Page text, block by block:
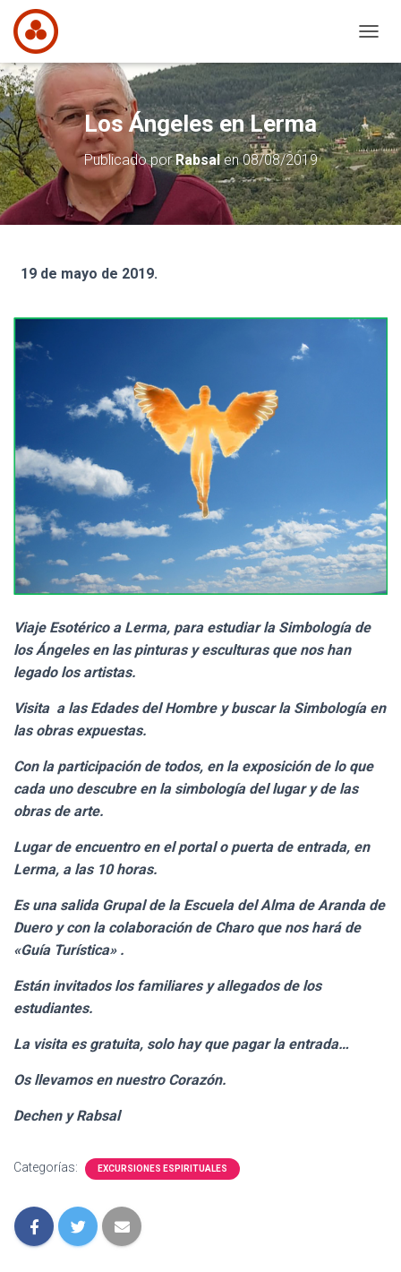
A
B
I
A
R
M
O
D
O
E
Los Ángeles en Lerma
Publicado porRabsalen08/08/2019
19 de mayo de 2019.
Viaje Esotérico a Lerma, para estudiar la Simbología de
los Ángeles en las pinturas y esculturas que nos han
legado los artistas.
Visita a las Edades del Hombre y buscar la Simbología en
las obras expuestas.
Con la participación de todos, en la exposición de lo que
cada uno descubre en la simbología del lugar y de las
obras de arte.
Lugar de encuentro en el portal o puerta de entrada, en
Lerma, a las 10 horas.
Es una salida Grupal de la Escuela del Alma de Aranda de
Duero y con la colaboración de Charo que nos hará de
«Guía Turística» .
Están invitados los familiares y allegados de los
estudiantes.
La visita es gratuita, solo hay que pagar la entrada…
Os llevamos en nuestro Corazón.
Dechen y Rabsal
Categorías: EXCURSIONES ESPIRITUALES